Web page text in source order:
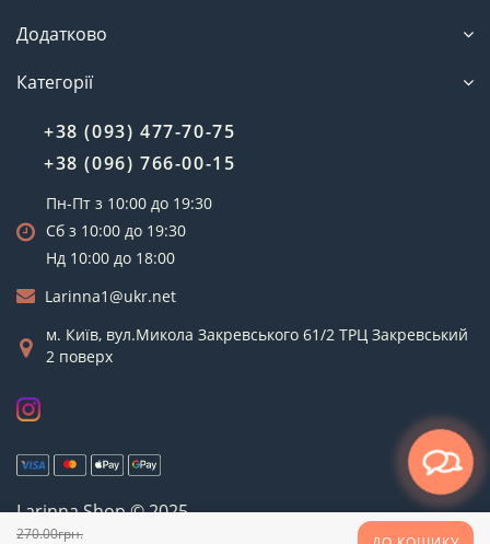
270.00грн.
Додатково
Категорії
+38 (093) 477-70-75
+38 (096) 766-00-15
Пн-Пт з 10:00 до 19:30
Сб з 10:00 до 19:30
Нд 10:00 до 18:00
Larinna1@ukr.net
м. Київ, вул.Микола Закревського 61/2 ТРЦ Закревський
2 поверх
Larinna Shop © 2025
РусУкр